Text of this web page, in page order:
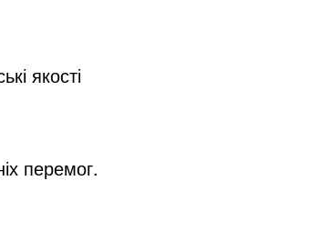
якості
перемог.